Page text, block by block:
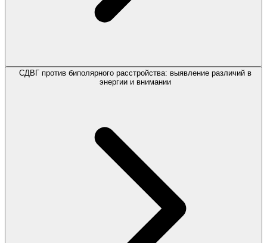
СДВГ против биполярного расстройства: выявление различий в
энергии и внимании